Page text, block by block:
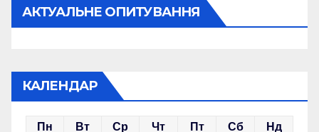
АКТУАЛЬНЕ ОПИТУВАННЯ
КАЛЕНДАР
Пн Вт Ср Чт Пт Сб Нд